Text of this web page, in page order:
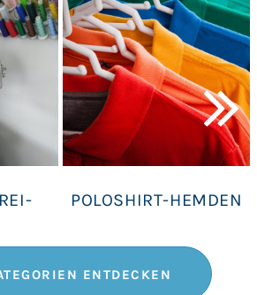
POLOSHIRT-HEMDEN
ENTDECKEN